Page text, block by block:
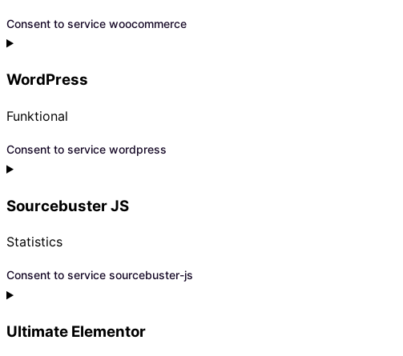
Consent to service woocommerce
WordPress
Funktional
Consent to service wordpress
Sourcebuster JS
Statistics
Consent to service sourcebuster-js
Ultimate Elementor